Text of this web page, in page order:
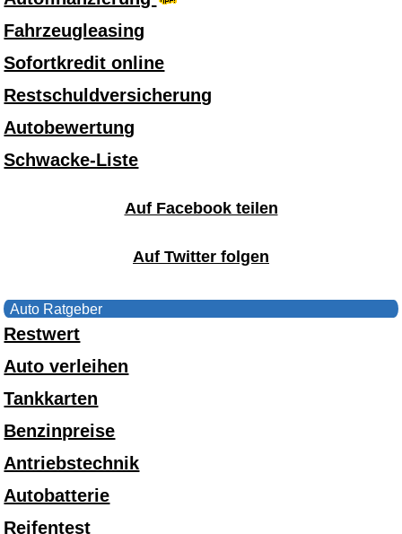
Fahrzeugleasing
Sofortkredit online
Restschuldversicherung
Autobewertung
Schwacke-Liste
Auf Facebook teilen
Auf Twitter folgen
Auto Ratgeber
Restwert
Auto verleihen
Tankkarten
Benzinpreise
Antriebstechnik
Autobatterie
Reifentest